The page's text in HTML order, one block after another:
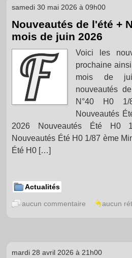
samedi 30 mai 2026 à 09h00
Nouveautés de l'été +
mois de juin 2026
Voici les
prochaine
mois de
nouveautés
N°40 H0
Nouveautés
2026 Nouveautés Été H0
Nouveautés Été H0 1/87 ème
Été H0 […]
Actualités
aucun commentaire aucun
mardi 28 avril 2026 à 21h00